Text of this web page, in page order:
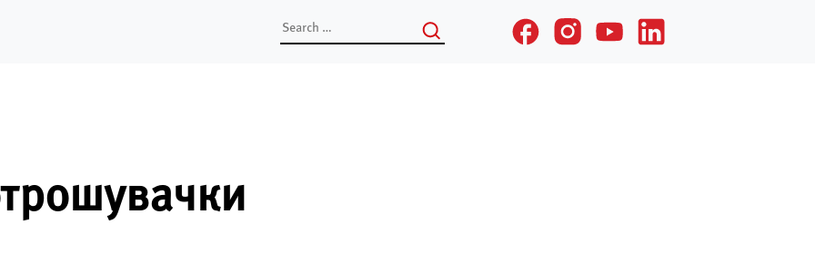
Search
for: